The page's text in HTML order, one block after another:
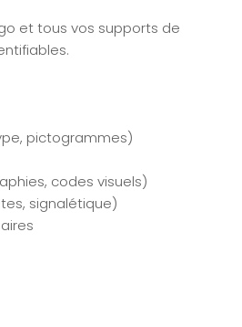
et tous vos supports de
pictogrammes)
codes visuels)
signalétique)